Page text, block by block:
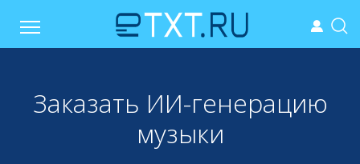
Заказать ИИ-генерацию
музыки